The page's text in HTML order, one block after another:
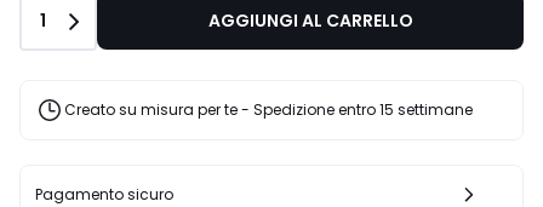
Quantità
1 AGGIUNGI AL CARRELLO
Creato su misura per te - Spedizione entro 15 settimane
Pagamento sicuro